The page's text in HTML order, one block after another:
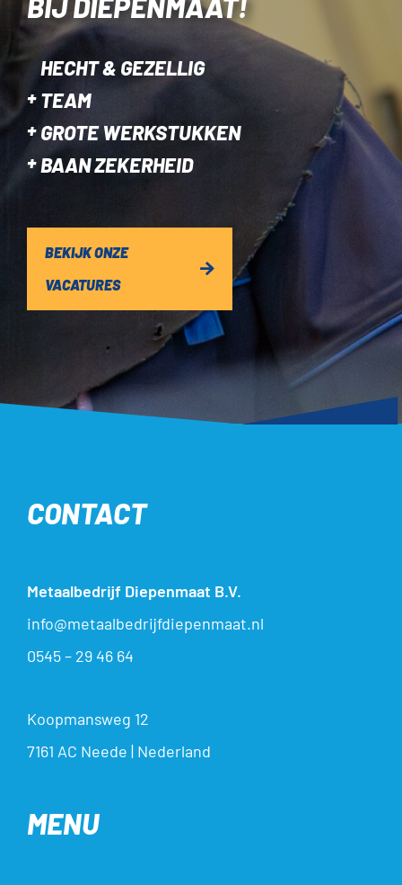
HECHT & GEZELLIG
TEAM
GROTE WERKSTUKKEN
BAAN ZEKERHEID
BEKIJK ONZE
VACATURES
CONTACT
Metaalbedrijf Diepenmaat B.V.
info@metaalbedrijfdiepenmaat.nl
0545 – 29 46 64
Koopmansweg 12
7161 AC Neede | Nederland
MENU